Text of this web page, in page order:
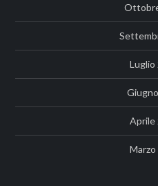
Luglio
Aprile